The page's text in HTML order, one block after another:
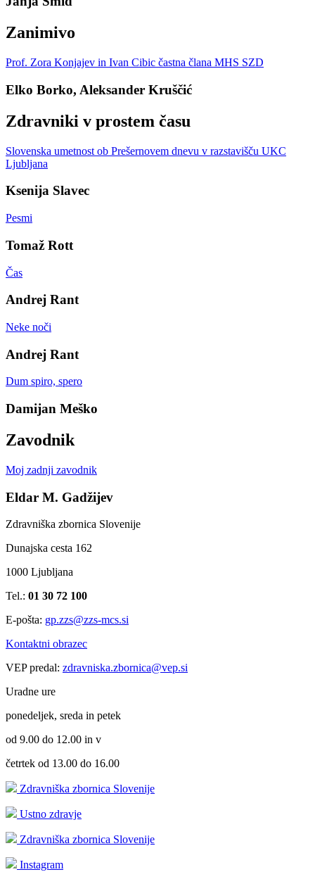
Zanimivo
Prof. Zora Konjajev in Ivan Cibic častna člana MHS SZD
Elko Borko, Aleksander Kruščić
Zdravniki v prostem času
Slovenska umetnost ob Prešernovem dnevu v razstavišču UKC
Ljubljana
Ksenija Slavec
Pesmi
Tomaž Rott
Čas
Andrej Rant
Neke noči
Andrej Rant
Dum spiro, spero
Damijan Meško
Zavodnik
Moj zadnji zavodnik
Eldar M. Gadžijev
Zdravniška zbornica Slovenije
Dunajska cesta 162
1000 Ljubljana
Tel.: 01 30 72 100
E-pošta: gp.zzs@zzs-mcs.si
Kontaktni obrazec
VEP predal: zdravniska.zbornica@vep.si
Uradne ure
ponedeljek, sreda in petek
od 9.00 do 12.00 in v
četrtek od 13.00 do 16.00
Zdravniška zbornica Slovenije
Ustno zdravje
Zdravniška zbornica Slovenije
Instagram